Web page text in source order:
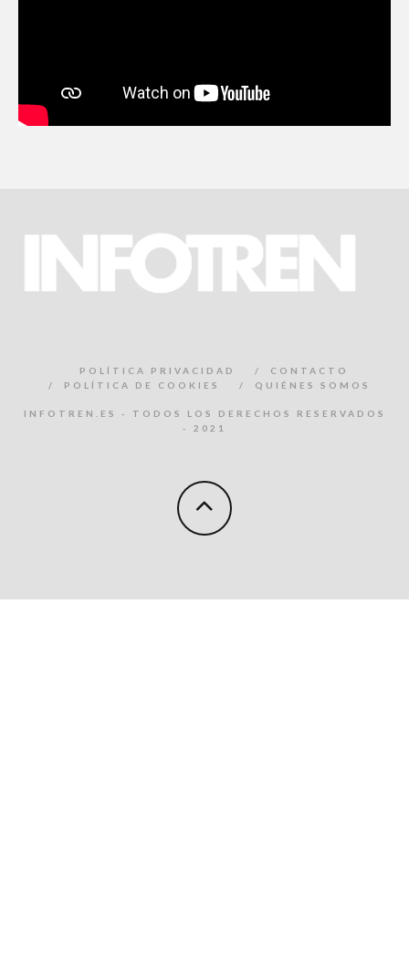
POLÍTICA PRIVACIDAD
CONTACTO
POLÍTICA DE COOKIES
QUIÉNES SOMOS
INFOTREN.ES - TODOS LOS DERECHOS RESERVADOS
- 2021